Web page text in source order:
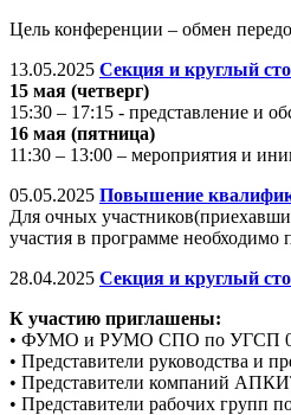
Цель конференции – обмен
13.05.2025 Секция и круглый
15 мая (четверг)
15:30 – 17:15 - представление и
16 мая (пятница)
11:30 – 13:00 – мероприятия и
05.05.2025 Повышение
Для очных
участия в программе необходимо
28.04.2025 Секция и круглый
К участию приглашены:
• ФУМО и РУМО СПО по УГСП
• Представители руководства и
• Представители компаний
• Представители рабочих групп